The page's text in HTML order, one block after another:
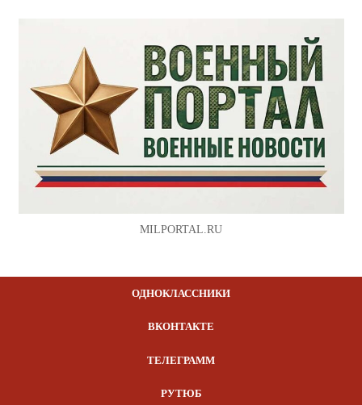
MILPORTAL.RU
ОДНОКЛАССНИКИ
ВКОНТАКТЕ
ТЕЛЕГРАММ
РУТЮБ